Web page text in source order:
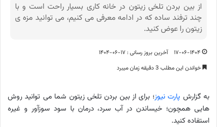
از بین بردن تلخی زیتون در خانه کاری بسیار راحت است و با
چند ترفند ساده که در ادامه معرفی می کنیم، می توانید مزه ی
زیتون را عوض کنید.
۱۷-۰۶-۱۴۰۴
آخرین بروز رسانی : ۱۷-۰۶-۱۴۰۴
خواندن این مطلب 3 دقیقه زمان میبرد
به گزارش پارت نیوز؛ برای از بین بردن تلخی زیتون شما می توانید روش
هایی همچون؛ خیساندن در آب سرد، درمان با سود سوزآور و غیره
استفاده کنید.